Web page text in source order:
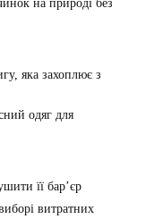
на природі без
яка захоплює з
одяг для
її бар’єр
витратних